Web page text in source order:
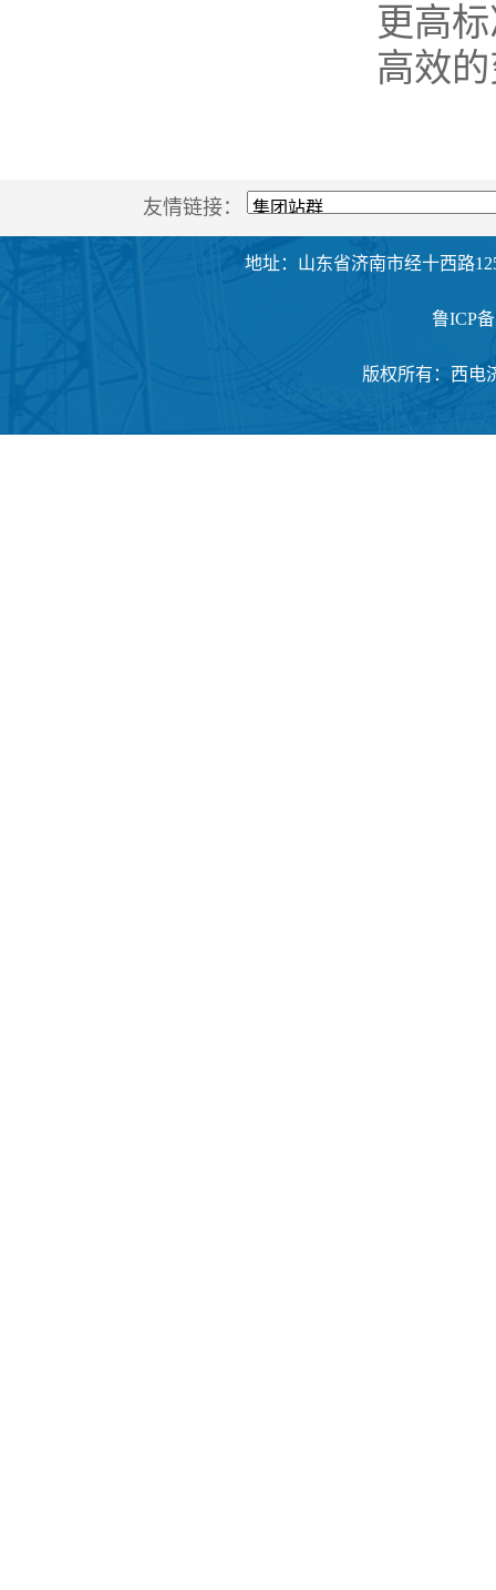
更高
高效
友情链接：
地址：山东省济南市经十西路
鲁ICP
版权所有：西电